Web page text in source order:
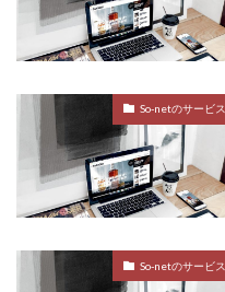
So-netのサービス
So-netのサービス